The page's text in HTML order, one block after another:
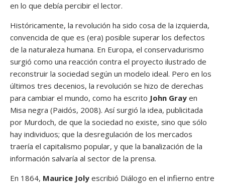
en lo que debía percibir el lector.
Históricamente, la revolución ha sido cosa de la izquierda,
convencida de que es (era) posible superar los defectos
de la naturaleza humana. En Europa, el conservadurismo
surgió como una reacción contra el proyecto ilustrado de
reconstruir la sociedad según un modelo ideal. Pero en los
últimos tres decenios, la revolución se hizo de derechas
para cambiar el mundo, como ha escrito John Gray en
Misa negra (Paidós, 2008). Así surgió la idea, publicitada
por Murdoch, de que la sociedad no existe, sino que sólo
hay individuos; que la desregulación de los mercados
traería el capitalismo popular, y que la banalización de la
información salvaría al sector de la prensa.
En 1864, Maurice Joly escribió Diálogo en el infierno entre